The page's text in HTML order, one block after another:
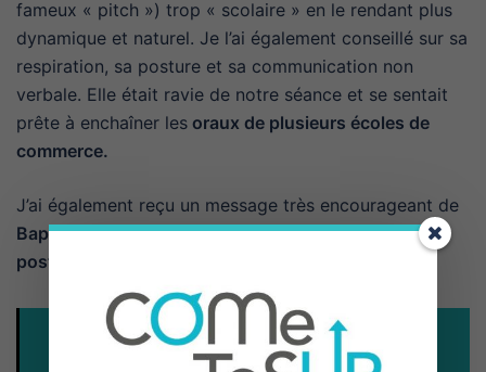
fameux « pitch ») trop « scolaire » en le rendant plus
dynamique et naturel. Je l’ai également conseillé sur sa
respiration, sa posture et sa communication non
verbale. Elle était ravie de notre séance et se sentait
prête à enchaîner les oraux de plusieurs écoles de
commerce.
J’ai également reçu un message très encourageant de
Baptiste à Toulouse qui vise des écoles d’ingénieurs
postbac
Je suis très content de mon